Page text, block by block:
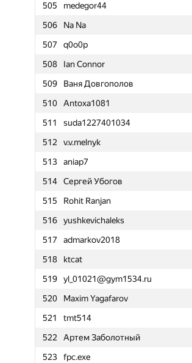
505
medegor44
506
Na Na
507
q0o0p
508
Ian Connor
509
Ваня Довгополов
510
Antoxa1081
511
suda1227401034
512
v.v.melnyk
513
aniap7
514
Сергей Убогов
515
Rohit Ranjan
516
yushkevichaleks
517
admarkov2018
518
ktcat
519
yl_01021@gym1534.ru
520
Maxim Yagafarov
521
tmt514
522
Артем Заболотный
523
fpc.exe
№ Участник